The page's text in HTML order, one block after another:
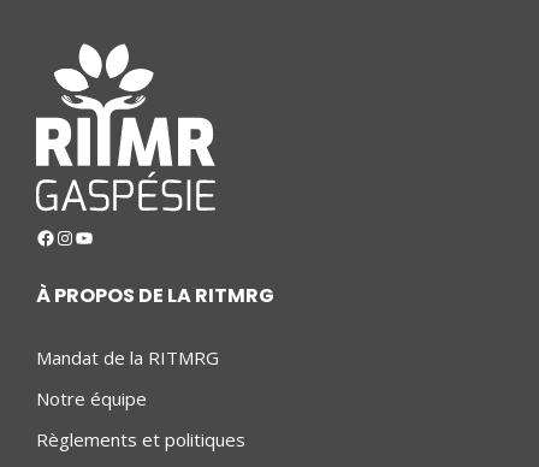
Facebook
Instagram
YouTube
À PROPOS DE LA RITMRG
Mandat de la RITMRG
Notre équipe
Règlements et politiques